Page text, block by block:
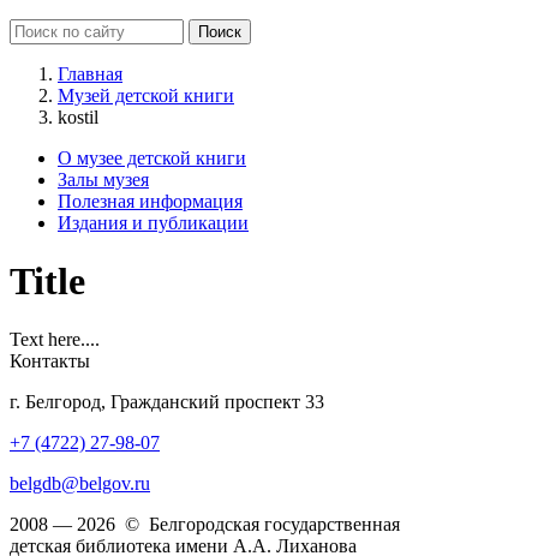
Главная
Музей детской книги
kostil
О музее детской книги
Залы музея
Полезная информация
Издания и публикации
Title
Text here....
Контакты
г. Белгород, Гражданский проспект 33
+7 (4722) 27-98-07
belgdb@belgov.ru
2008 — 2026 © Белгородская государственная
детская библиотека имени А.А. Лиханова